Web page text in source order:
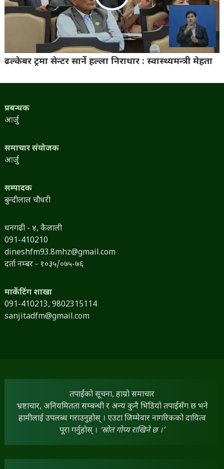
ढल्केबर ट्रमा सेन्टर सार्ने हल्ला निराधार : स्वास्थ्यमन्त्री मेहता
प्रबन्धक
आर्जु
समाचार संयोजक
आर्जु
सम्पादक
बुन्दीलाल चौधरी
धनगढी - ४, कैलाली
091-410210
dineshfm93.8mhz@gmail.com
दर्ता नम्बर - १०३५/०७५-७६
मार्केटिंग शाखा
091-410213, 9802315114
sanjitadfm@gmail.com
तपाईंको सूचना, हाम्रो समाचार
भ्रष्टाचार, अनियमितता सम्बन्धी र अन्य कुनै भिडियो तपाईंसँग छ भने
हामीलाई उपलब्ध गराउनुहोस् । एउटा जिम्मेवार नागरिकको दायित्व
पूरा गर्नुहोस् । ‘स्रोत गोप्य राखिने छ ।’